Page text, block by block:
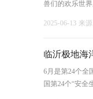
兽们的欢乐世
2025-06-13 来
临沂极地海
6月是第24个全
国第24个“安全